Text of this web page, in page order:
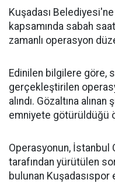
Kuşadası
kapsamında sabah
zamanlı operasyon
Edinilen bilgilere göre,
gerçekleştirilen
alındı. Gözaltına
emniyete götürüldüğü
Operasyonun, İstanbul
tarafından yürütülen
bulunan Kuşadasıspor